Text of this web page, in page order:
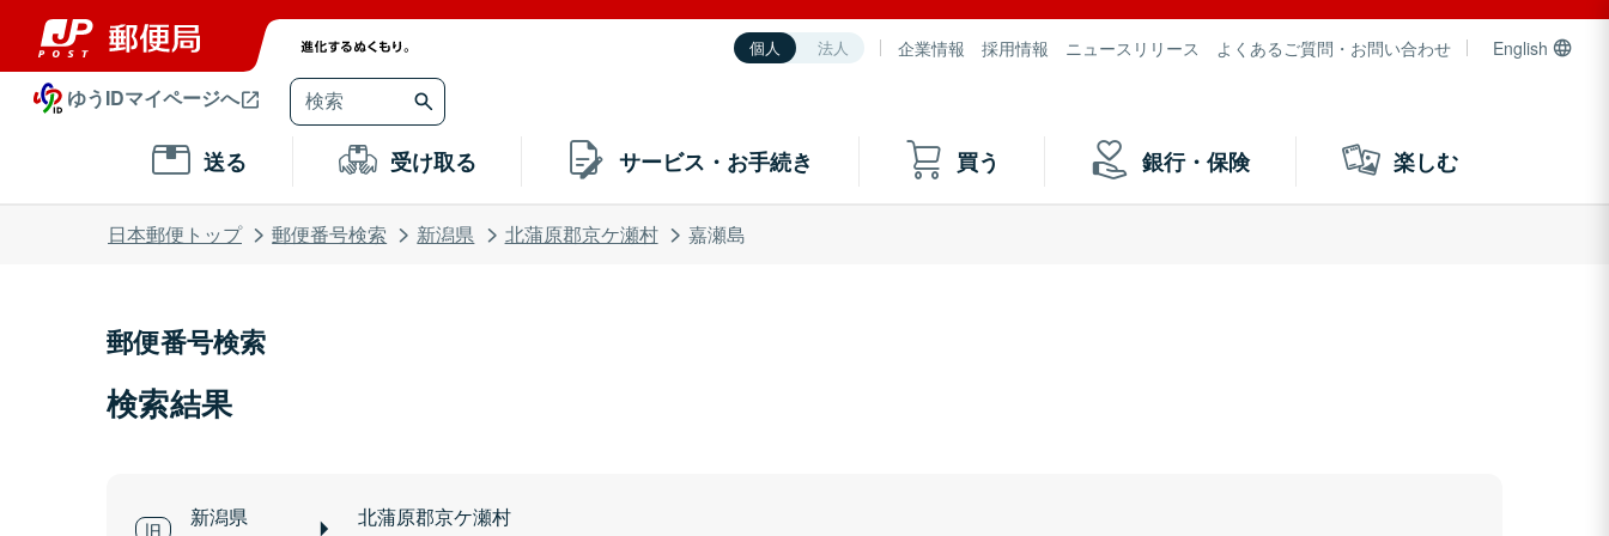
個人 法人 企業情報 採用情報 ニュースリリース よくあるご質問・お問い合わせ English
ゆうIDマイページへ
送る 受け取る サービス・お手続き 買う 銀行・保険 楽しむ
日本郵便トップ 郵便番号検索 新潟県 北蒲原郡京ケ瀬村 嘉瀬島
郵便番号検索
検索結果
新潟県 北蒲原郡京ケ瀬村